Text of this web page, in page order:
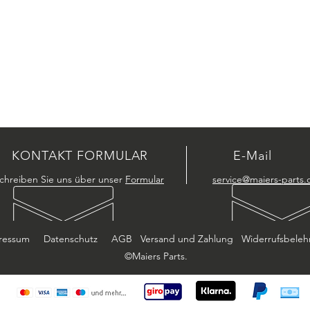
KONTAKT FORMULAR
Sie uns über unser Formular
E-Mail
service@maiers-
Datenschutz AGB Versand und Zahlung
©Maiers Parts.